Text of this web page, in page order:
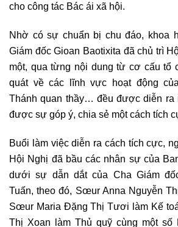
cho công tác Bác ái xã hội.
Nhờ có sự chuẩn bị chu đáo, khoa
Giám đốc Gioan Baotixita đã chủ trì
một, qua từng nội dung từ cơ cấu tổ
quát về các lĩnh vực hoạt động
Thánh quan thầy… đều được diễn ra
được sự góp ý, chia sẻ một cách tích
Buổi làm việc diễn ra cách tích cực,
Hội Nghị đã bầu các nhân sự của
dưới sự dẫn dắt của Cha Giám
Tuấn, theo đó, Sœur Anna Nguyễn
Sœur Maria Đặng Thị Tươi làm Kế
Thị Xoan làm Thủ quỹ cùng một số